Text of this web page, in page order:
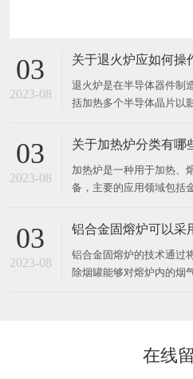
03
2023-08
关于退火炉应如何操
退火炉是在半导体器件制
括加热多个半导体晶片以
剂，将薄膜转换成薄膜或
复注入的损伤，移动掺杂
移到另一个薄膜或从薄膜
03
2023-08
关于加热炉分类有哪
加热炉是一种用于加热、
备，主要的应用领域包括
分为以下几种：1. 精细加
主要应用于汽车零部件、
天零部件等领域。2
03
2023-08
铝合金固熔炉可以采
铝合金固熔炉的技术通过
除烟罐能够对熔炉内的烟
害，提高铝合金生产的环保
在线